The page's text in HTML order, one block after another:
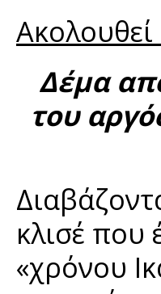
Δέμα
του
κλισέ που
«χρόνου